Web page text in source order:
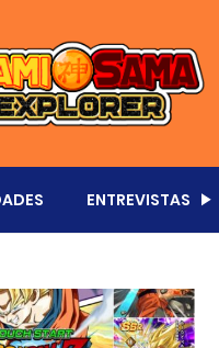
ENTREVISTAS